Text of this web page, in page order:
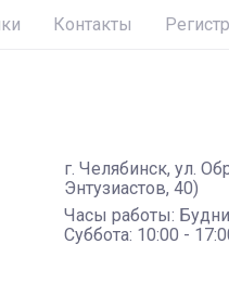
Контакты
г. Челябинск, ул.
Энтузиастов, 40)
Часы работы:
Суббота: 10:00 -